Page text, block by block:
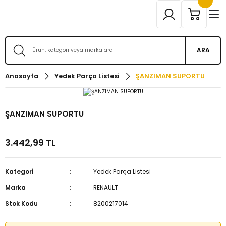
ARA
Anasayfa Yedek Parça Listesi ŞANZIMAN SUPORTU
ŞANZIMAN SUPORTU
3.442,99 TL
Kategori
Yedek Parça Listesi
Marka
RENAULT
Stok Kodu
8200217014